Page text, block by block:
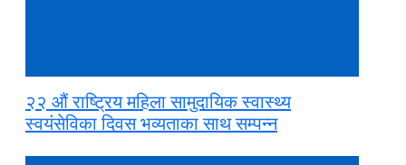
२२ औं राष्ट्रिय महिला सामुदायिक स्वास्थ्य
स्वयंसेविका दिवस भव्यताका साथ सम्पन्न